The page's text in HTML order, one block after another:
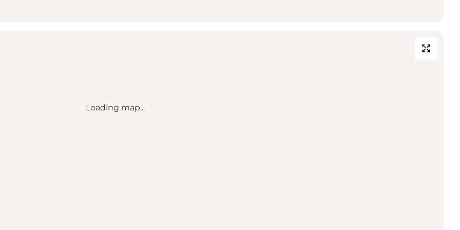
Loading map...